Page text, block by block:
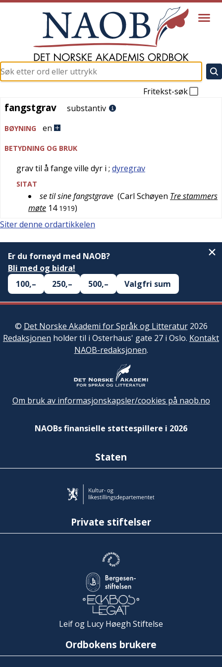
Fritekst-søk
fangstgrav
fangstgrav substantiv
BØYNING en
BETYDNING OG BRUK
grav til å fange ville dyr i ; dyregrav
SITAT
se til sine fangstgrave (Carl Schøyen Tre stammers
møte 14 1919)
Siter denne ordartikkelen
Er du fornøyd med NAOB?
Bli med og bidra!
100,–
250,– 500,– Valgfri sum
© Det Norske Akademi for Språk og Litteratur2026
Redaksjonen holder til i Osterhaus' gate 27 i Oslo. Kontakt
NAOB-redaksjonen.
Om bruk av informasjonskapsler/cookies på naob.no
NAOBs finansielle støttespillere i 2026
Staten
Private stiftelser
Leif og Lucy Høegh Stiftelse
Ordbokens brukere